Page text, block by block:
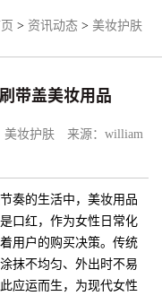
> 资讯动态> 美妆护肤
带盖美妆用品
美妆护肤
来源：william
奏的生活中，美妆用品
口红，作为女性日常化
用户的购买决策。传统
抹不均匀、外出时不易
应运而生，为现代女性